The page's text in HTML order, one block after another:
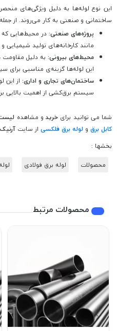
این نوع لوله‌ها به دلیل ویژگی‌های
ساختمانی و صنعتی به کار می‌روند. از جمله
پروژه‌های صنعتی: در محیط‌هایی که
مانند کارخانه‌های تولید شیمیایی و
محیط‌های بیرونی: به دلیل مقاومت
این لوله‌ها گزینه‌ی مناسبی
ساختمان‌های تجاری و اداری: از این
سیستم برق‌کشی از اهمیت بالایی
شما می توانید برای خریدو مشاهده
کابل برق و لوله برق فلکسی از سایت
بخشها :
محصولات
لوله برق فولادی
محصولات مرتبط